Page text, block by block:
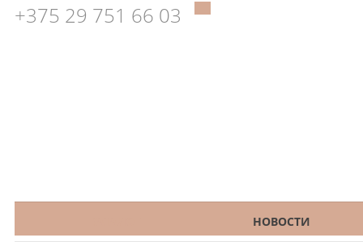
+375 29 751 66 03
НОВОСТИ